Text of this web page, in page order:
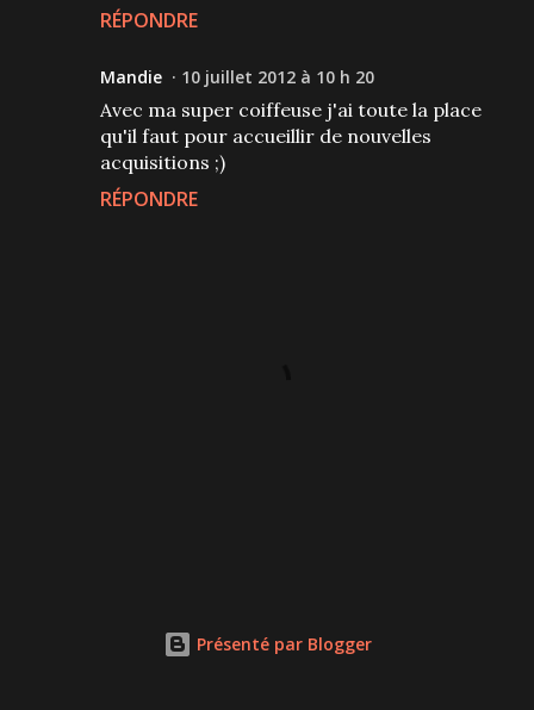
RÉPONDRE
Mandie 10 juillet 2012 à 10 h 20
Avec ma super coiffeuse j'ai toute la place
qu'il faut pour accueillir de nouvelles
acquisitions ;)
RÉPONDRE
Présenté par Blogger